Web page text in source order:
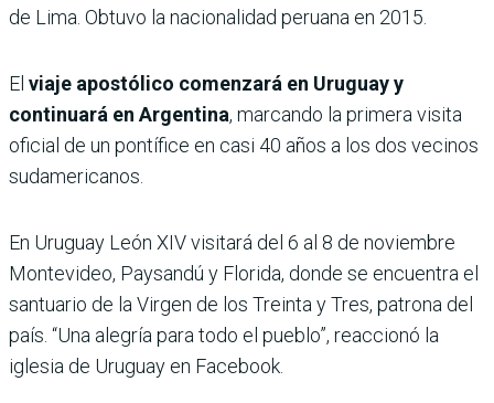
de Lima. Obtuvo la nacionalidad peruana en 2015.
El viaje apostólico comenzará en Uruguay y
continuará en Argentina, marcando la primera visita
oficial de un pontífice en casi 40 años a los dos vecinos
sudamericanos.
En Uruguay León XIV visitará del 6 al 8 de noviembre
Montevideo, Paysandú y Florida, donde se encuentra el
santuario de la Virgen de los Treinta y Tres, patrona del
país. “Una alegría para todo el pueblo”, reaccionó la
iglesia de Uruguay en Facebook.